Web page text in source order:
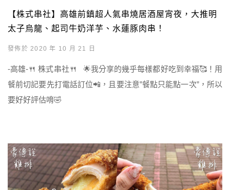
【株式串社】高雄前鎮超人氣串燒居酒屋宵夜，大推明
太子烏龍、起司牛奶洋芋、水蓮豚肉串！
發佈於 2020 年 10 月 21 日
-高雄-🍴 株式串社🍴 🌟我分享的幾乎每樣都好吃到幸福🥰！用
餐前切記要先打電話訂位📲，且要注意”餐點只能點一次”，所以
要好好評估唷🤣